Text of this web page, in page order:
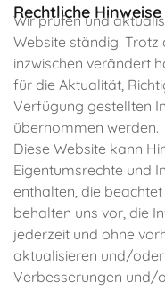
Rechtliche Hinweise
Wir prüfen und
Website ständig.
inzwischen verändert
für die Aktualität,
Verfügung gestellten
übernommen werden.
Diese Website kann
Eigentumsrechte und
enthalten, die
behalten uns vor, die
jederzeit und ohne
aktualisieren und/
Verbesserungen und/